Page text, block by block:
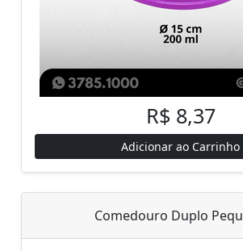
R$ 8,37
Adicionar ao Carrinho
Comedouro Duplo